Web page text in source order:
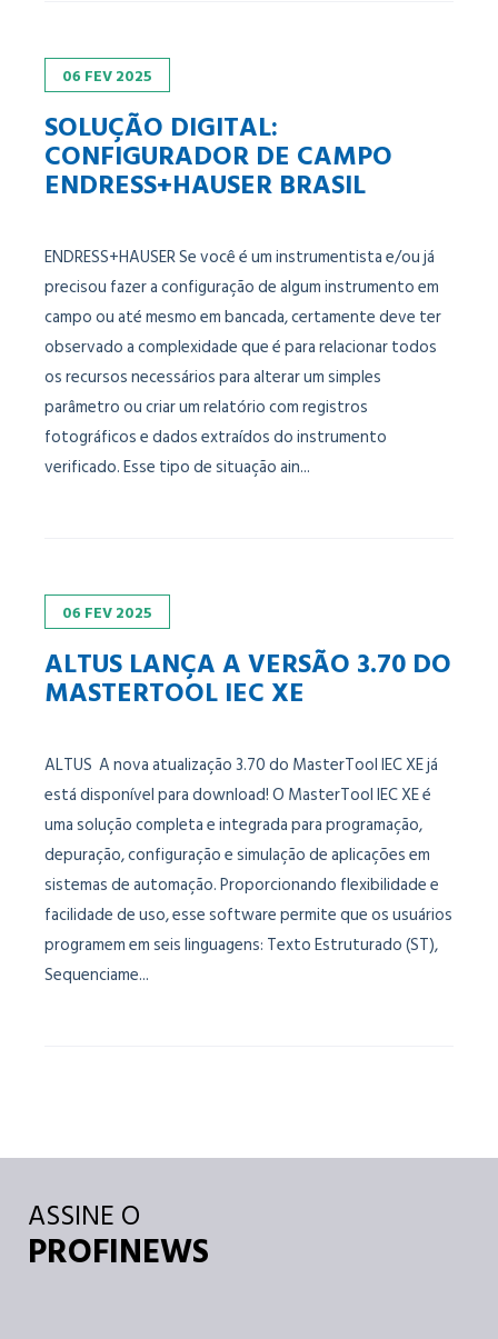
06 FEV2025
SOLUÇÃO DIGITAL:
CONFIGURADOR DE CAMPO
ENDRESS+HAUSER BRASIL
ENDRESS+HAUSER Se você é um instrumentista e/ou já
precisou fazer a configuração de algum instrumento em
campo ou até mesmo em bancada, certamente deve ter
observado a complexidade que é para relacionar todos
os recursos necessários para alterar um simples
parâmetro ou criar um relatório com registros
fotográficos e dados extraídos do instrumento
verificado. Esse tipo de situação ain...
06 FEV2025
ALTUS LANÇA A VERSÃO 3.70 DO
MASTERTOOL IEC XE
ALTUS A nova atualização 3.70 do MasterTool IEC XE já
está disponível para download! O MasterTool IEC XE é
uma solução completa e integrada para programação,
depuração, configuração e simulação de aplicações em
sistemas de automação. Proporcionando flexibilidade e
facilidade de uso, esse software permite que os usuários
programem em seis linguagens: Texto Estruturado (ST),
Sequenciame...
ASSINE O
PROFINEWS